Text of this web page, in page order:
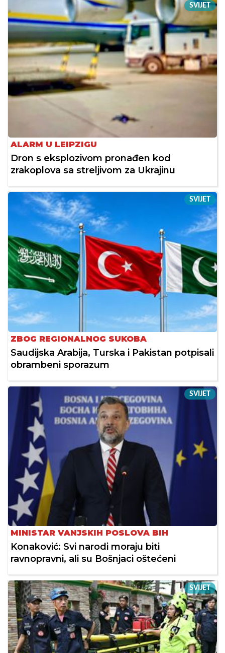
SVIJET
ALARM U LEIPZIGU
Dron s eksplozivom pronađen kod
zrakoplova sa streljivom za Ukrajinu
SVIJET
ZBOG REGIONALNOG SUKOBA
Saudijska Arabija, Turska i Pakistan potpisali
obrambeni sporazum
SVIJET
MINISTAR VANJSKIH POSLOVA BIH
Konaković: Svi narodi moraju biti
ravnopravni, ali su Bošnjaci oštećeni
SVIJET